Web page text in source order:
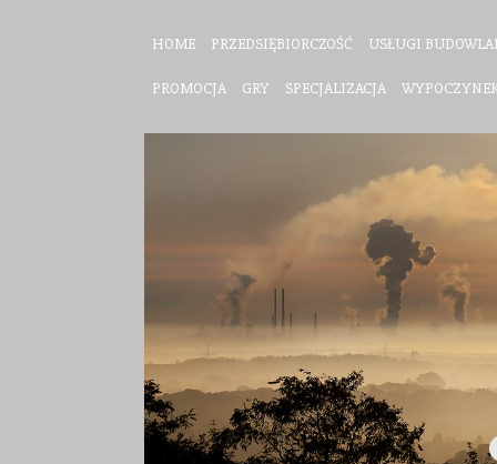
HOME PRZEDSIĘBIORCZOŚĆ USŁUGI
PROMOCJA GRY SPECJALIZACJA